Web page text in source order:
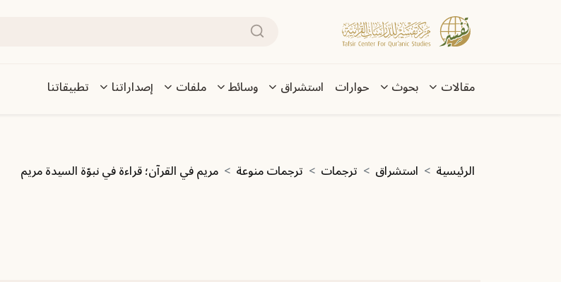
تجاوز إلى المحتوى الرئيسي
بحث
Main navigation
مقالات بحوث حوارات استشراق وسائط ملفات إصداراتنا تطبيقاتنا
مسار التنقل
الرئيسية استشراق ترجمات ترجمات منوعة مريم في القرآن؛ قراءة في نبوّة السيدة مريم